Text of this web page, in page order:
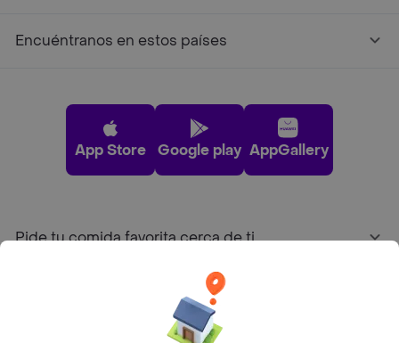
Encuéntranos en estos países
App Store Google play AppGallery
Pide tu comida favorita cerca de ti